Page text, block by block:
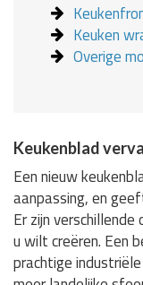
Keuken
Overige
Keukenblad
Een nieuw
aanpassing, en
Er zijn
u wilt creëren. Een
prachtige